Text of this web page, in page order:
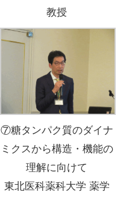
教授
⑦糖タンパク質のダイナ
ミクスから構造・機能の
理解に向けて
東北医科薬科大学 薬学